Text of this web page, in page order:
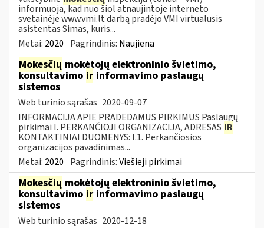
informuoja, kad nuo šiol atnaujintoje interneto
svetainėje www.vmi.lt darbą pradėjo VMI virtualusis
asistentas Simas, kuris...
Metai: 2020 Pagrindinis: Naujiena
Mokesčių mokėtojų elektroninio švietimo,
konsultavimo ir informavimo paslaugų
sistemos
Web turinio sąrašas 2020-09-07
INFORMACIJA APIE PRADEDAMUS PIRKIMUS Paslaugų
pirkimai I. PERKANČIOJI ORGANIZACIJA, ADRESAS IR
KONTAKTINIAI DUOMENYS: I.1. Perkančiosios
organizacijos pavadinimas...
Metai: 2020 Pagrindinis:Viešieji pirkimai
Mokesčių mokėtojų elektroninio švietimo,
konsultavimo ir informavimo paslaugų
sistemos
Web turinio sąrašas 2020-12-18